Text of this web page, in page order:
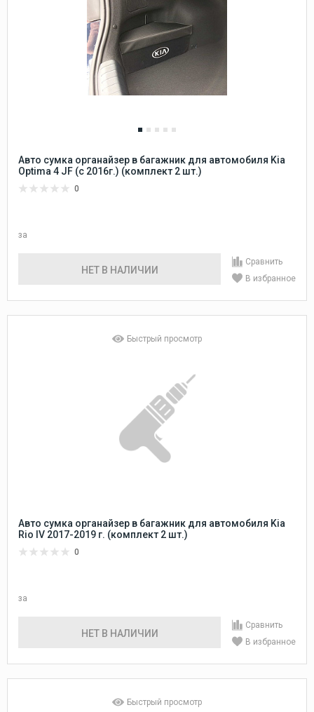
Авто сумка органайзер в багажник для автомобиля Kia
Optima 4 JF (с 2016г.) (комплект 2 шт.)
0
за
НЕТ В НАЛИЧИИ
Сравнить
В избранное
Быстрый просмотр
Авто сумка органайзер в багажник для автомобиля Kia
Rio IV 2017-2019 г. (комплект 2 шт.)
0
за
НЕТ В НАЛИЧИИ
Сравнить
В избранное
Быстрый просмотр